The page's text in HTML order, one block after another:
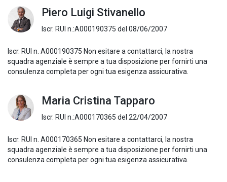
Piero Luigi Stivanello
Iscr. RUI n.:A000190375 del 08/06/2007
Iscr. RUI n. A000190375 Non esitare a contattarci, la nostra
squadra agenziale è sempre a tua disposizione per fornirti una
consulenza completa per ogni tua esigenza assicurativa.
Maria Cristina Tapparo
Iscr. RUI n.:A000170365 del 22/04/2007
Iscr. RUI n. A000170365 Non esitare a contattarci, la nostra
squadra agenziale è sempre a tua disposizione per fornirti una
consulenza completa per ogni tua esigenza assicurativa.